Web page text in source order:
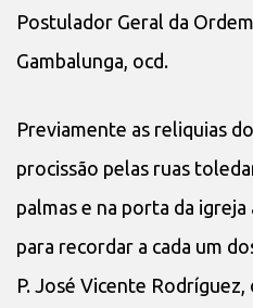
Postulador Geral da
Gambalunga, ocd.
Previamente as reliquias
procissão pelas ruas
palmas e na porta da
para recordar a cada um
P. José Vicente